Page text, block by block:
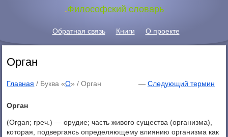
.Философский словарь
Обратная связь Книги О проекте
Орган
Главная / Буква «О» /Орган — Следующий термин
Орган
(Organ; греч.) — орудие; часть живого существа (организма),
которая, подвергаясь определяющему влиянию организма как